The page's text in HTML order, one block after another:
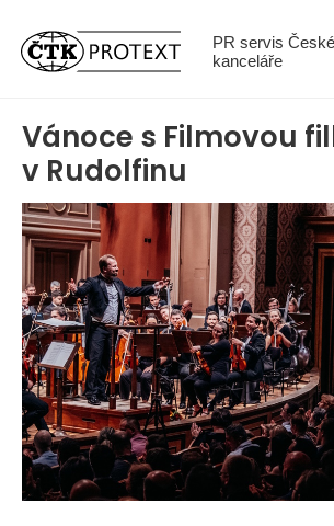
PR servis
kanceláře
Vánoce s Filmovou
v Rudolfinu